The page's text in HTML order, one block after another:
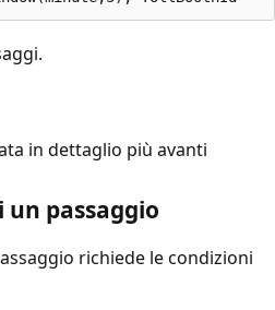
in dettaglio più avanti
passaggio
richiede le condizioni